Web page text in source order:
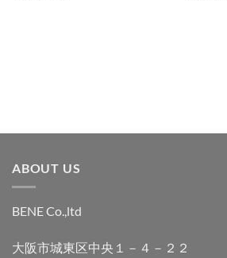
ABOUT US
BENE Co.,ltd
大阪市城東区中央１－４－２２